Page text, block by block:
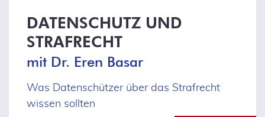
DATENSCHUTZ UND
STRAFRECHT
mit Dr. Eren Basar
Was Datenschützer über das Strafrecht
wissen sollten